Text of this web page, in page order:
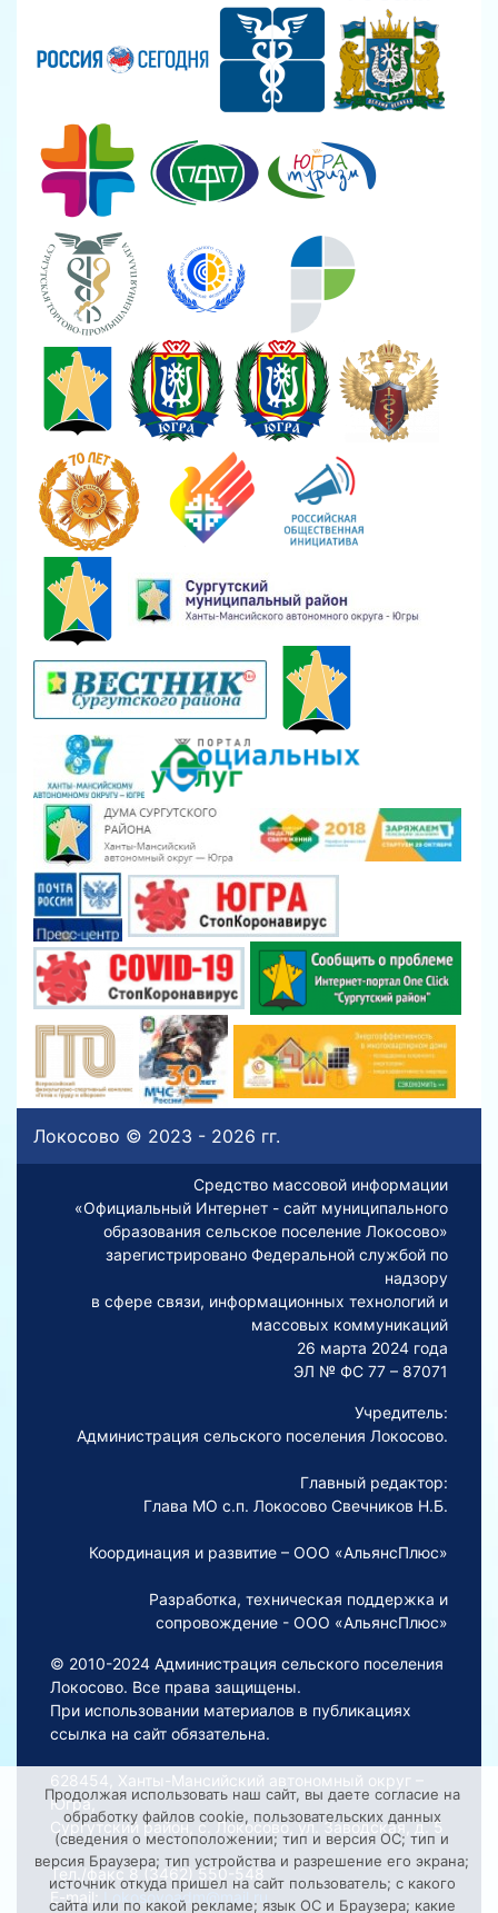
Локосово © 2023 - 2026 гг.
Средство массовой информации
«Официальный Интернет - сайт муниципального
образования сельское поселение Локосово»
зарегистрировано Федеральной службой по
надзору
в сфере связи, информационных технологий и
массовых коммуникаций
26 марта 2024 года
ЭЛ № ФС 77 – 87071
Учредитель:
Администрация сельского поселения Локосово.
Главный редактор:
Глава МО с.п. Локосово Свечников Н.Б.
Координация и развитие – ООО «АльянсПлюс»
Разработка, техническая поддержка и
сопровождение - ООО «АльянсПлюс»
© 2010-2024 Администрация сельского поселения
Локосово. Все права защищены.
При использовании материалов в публикациях
ссылка на сайт обязательна.
628454, Ханты-Мансийский автономный округ –
Югра,
Сургутский район, с. Локосово, ул. Заводская, д. 5
Тел./факс 8 (3462) 550-548
E-mail:
Lokosovoadm@mail.ru
Продолжая использовать наш сайт, вы даете согласие на
обработку файлов cookie, пользовательских данных
(сведения о местоположении; тип и версия ОС; тип и
версия Браузера; тип устройства и разрешение его экрана;
источник откуда пришел на сайт пользователь; с какого
сайта или по какой рекламе; язык ОС и Браузера; какие